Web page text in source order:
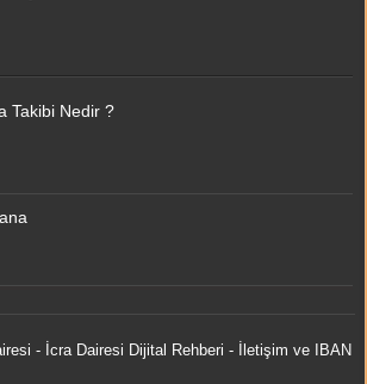
Takibi Nedir ?
- İcra Dairesi Dijital Rehberi - İletişim ve IBAN